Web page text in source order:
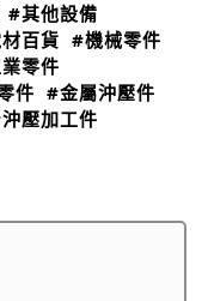
#其他設備
百貨 #機械零件
零件
件 #金屬沖壓件
壓加工件